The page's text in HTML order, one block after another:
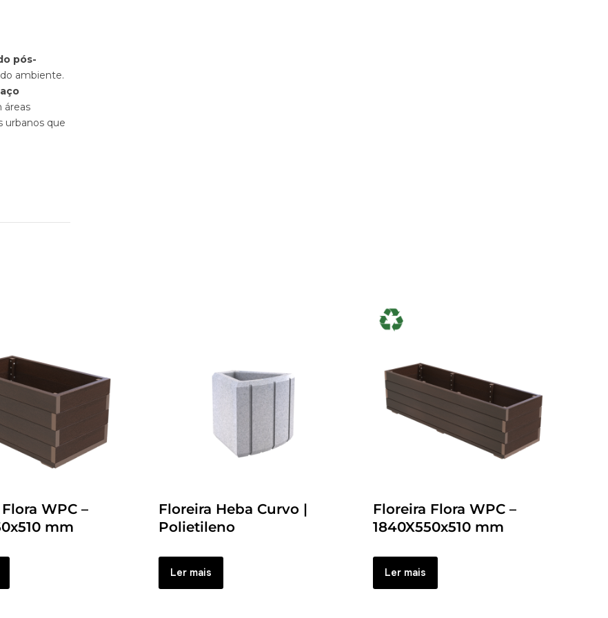
pós-
ambiente.
aço
áreas
urbanos que
WPC –
mm
Floreira Heba Curvo |
Polietileno
Ler mais
Floreira Flora WPC –
1840X550x510 mm
Ler mais